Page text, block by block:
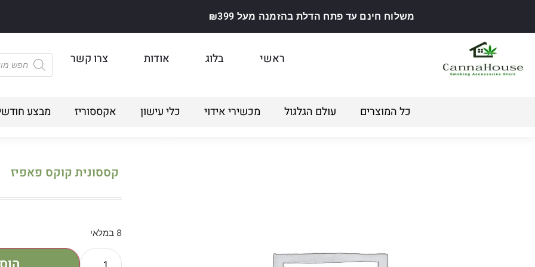
משלוח חינם עד פתח הדלת בהזמנה מעל ₪399
ראשי בלוג אודות צרו קשר
כל המוצרים עולם הגלגול מכשירי אידוי כלי עישון אקססוריז מבצע
קססונית קוקס פאפיז
8 במלאי